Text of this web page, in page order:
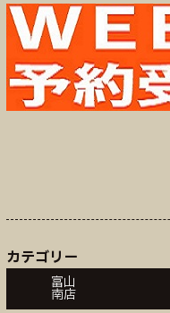
カテゴリー
富山
南店